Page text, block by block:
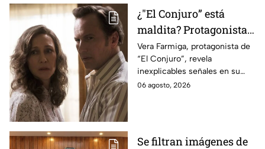
¿"El Conjuro” está
maldita? Protagonista
revela INQUIETANTES
señales en su cuerpo
durante la grabación de
la película
Vera Farmiga, protagonista de
“El Conjuro”, revela
inexplicables señales en su
cuerpo durante el rodaje de la
06 agosto, 2026
Se filtran imágenes de